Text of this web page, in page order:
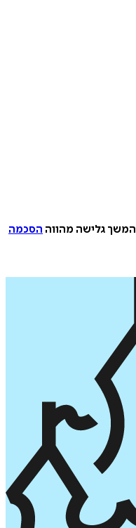
המשך גלישה מהווה הסכמה